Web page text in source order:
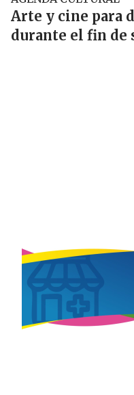
Arte y cine para
durante el fin de